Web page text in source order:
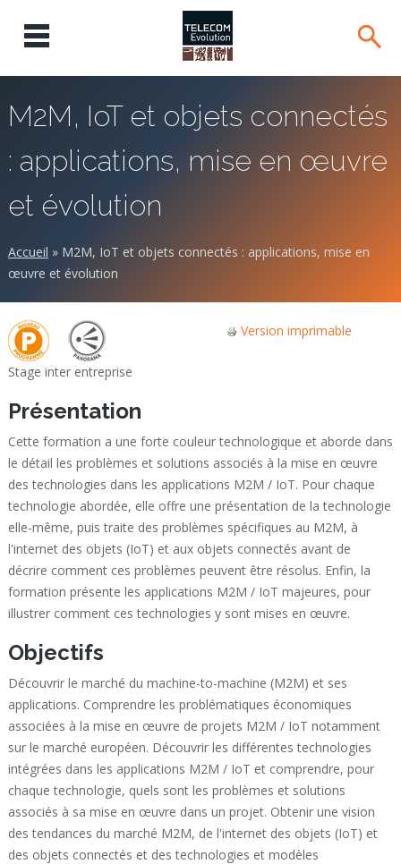
M2M, IoT et objets connectés
: applications, mise en œuvre
et évolution
Accueil » M2M, IoT et objets connectés : applications, mise en
œuvre et évolution
Version imprimable
Stage inter entreprise
Présentation
Cette formation a une forte couleur technologique et aborde dans
le détail les problèmes et solutions associés à la mise en œuvre
des technologies dans les applications M2M / IoT. Pour chaque
technologie abordée, elle offre une présentation de la technologie
elle-même, puis traite des problèmes spécifiques au M2M, à
l'internet des objets (IoT) et aux objets connectés avant de
décrire comment ces problèmes peuvent être résolus. Enfin, la
formation présente les applications M2M / IoT majeures, pour
illustrer comment ces technologies y sont mises en œuvre.
Objectifs
Découvrir le marché du machine-to-machine (M2M) et ses
applications. Comprendre les problématiques économiques
associées à la mise en œuvre de projets M2M / IoT notamment
sur le marché européen. Découvrir les différentes technologies
intégrées dans les applications M2M / IoT et comprendre, pour
chaque technologie, quels sont les problèmes et solutions
associés à sa mise en œuvre dans un projet. Obtenir une vision
des tendances du marché M2M, de l'internet des objets (IoT) et
des objets connectés et des technologies et modèles